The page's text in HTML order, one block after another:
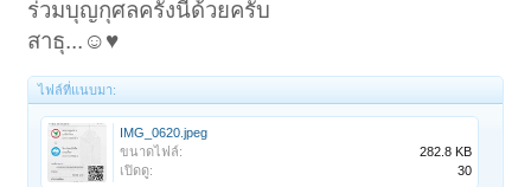
ร่วมบุญกุศลครั้งนี้ด้วยครับ
สาธุ...☺️♥️
ไฟล์ที่แนบมา:
IMG_0620.jpeg
ขนาดไฟล์:
282.8 KB
เปิดดู:
30